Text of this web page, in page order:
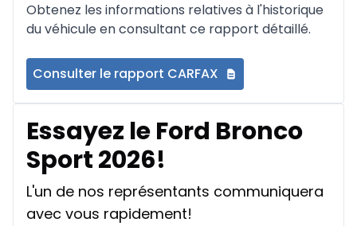
Obtenez les informations relatives à l'historique
du véhicule en consultant ce rapport détaillé.
Consulter le rapport CARFAX
Essayez le Ford Bronco
Sport 2026!
L'un de nos représentants communiquera
avec vous rapidement!